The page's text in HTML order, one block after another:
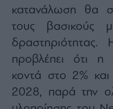
Google
Privacy
and
of
Service
apply.
κατανάλωση θα
τους βασικούς
προβλέπει ότι η
κοντά στο 2%
2028, παρά την
υλοποίησης του